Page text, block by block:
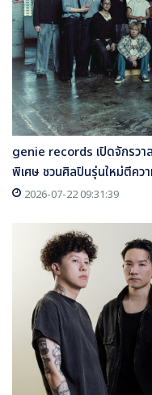
genie records เปิดจักรว
พิเศษ ชวนศิลปินรุ่นใหม่ตีคว
2026-07-22 09:31:39